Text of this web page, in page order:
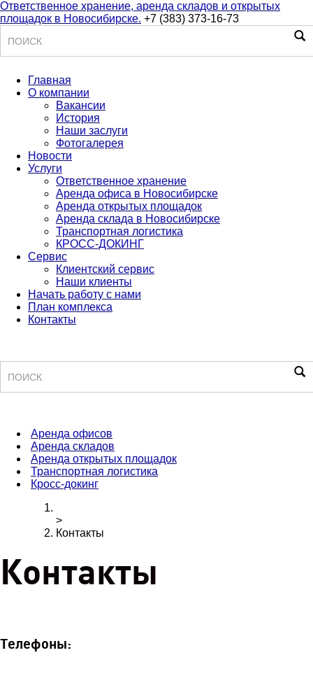
Ответственное хранение, аренда складов и открытых
площадок в Новосибирске. +7 (383) 373-16-73
Главная
О компании
Вакансии
История
Наши заслуги
Фотогалерея
Новости
Услуги
Ответственное хранение
Аренда офиса в Новосибирске
Аренда открытых площадок
Аренда склада в Новосибирске
Транспортная логистика
КРОСС-ДОКИНГ
Сервис
Клиентский сервис
Наши клиенты
Начать работу с нами
План комплекса
Контакты
Аренда офисов
Аренда складов
Аренда открытых площадок
Транспортная логистика
Кросс-докинг
>
Контакты
Контакты
Телефоны: